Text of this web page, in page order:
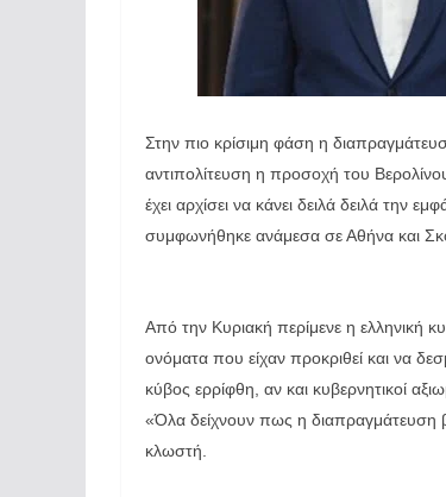
Στην πιο κρίσιμη φάση η
αντιπολίτευση η προσοχή του
έχει αρχίσει να κάνει δειλά δειλά την
συμφωνήθηκε ανάμεσα σε Αθήνα και
Από την Κυριακή περίμενε η ελληνική
ονόματα που είχαν προκριθεί και να
κύβος ερρίφθη, αν και κυβερνητικοί
«Όλα δείχνουν πως η διαπραγμάτευση
κλωστή.